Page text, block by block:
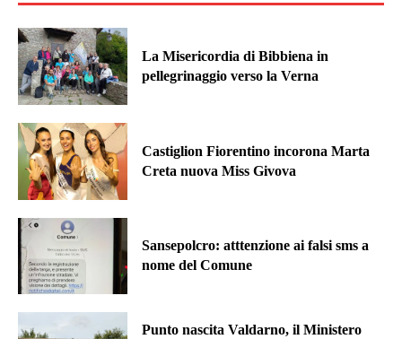
La Misericordia di Bibbiena in
pellegrinaggio verso la Verna
Castiglion Fiorentino incorona Marta
Creta nuova Miss Givova
Sansepolcro: atttenzione ai falsi sms a
nome del Comune
Punto nascita Valdarno, il Ministero